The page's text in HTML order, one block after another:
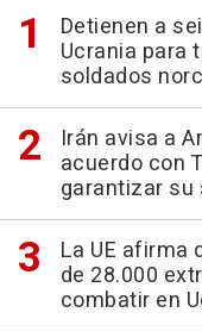
Detienen a
Ucrania para
soldados
Irán avisa a
acuerdo con
garantizar su
La UE afirma
de 28.000
combatir en